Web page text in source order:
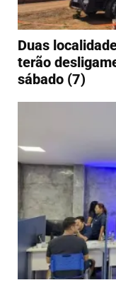
Duas
terão
sábado (7)